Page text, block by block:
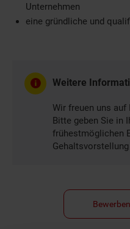
Unternehmen
eine gründliche und
Weitere
Wir freuen uns auf
Bitte geben Sie in
frühestmöglichen
Gehaltsvorstellung